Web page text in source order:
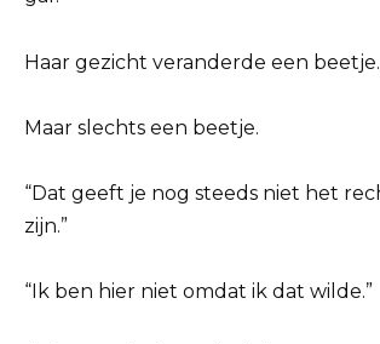
Haar gezicht veranderde een beetje.
Maar slechts een beetje.
“Dat geeft je nog steeds niet het
zijn.”
“Ik ben hier niet omdat ik dat wilde.”